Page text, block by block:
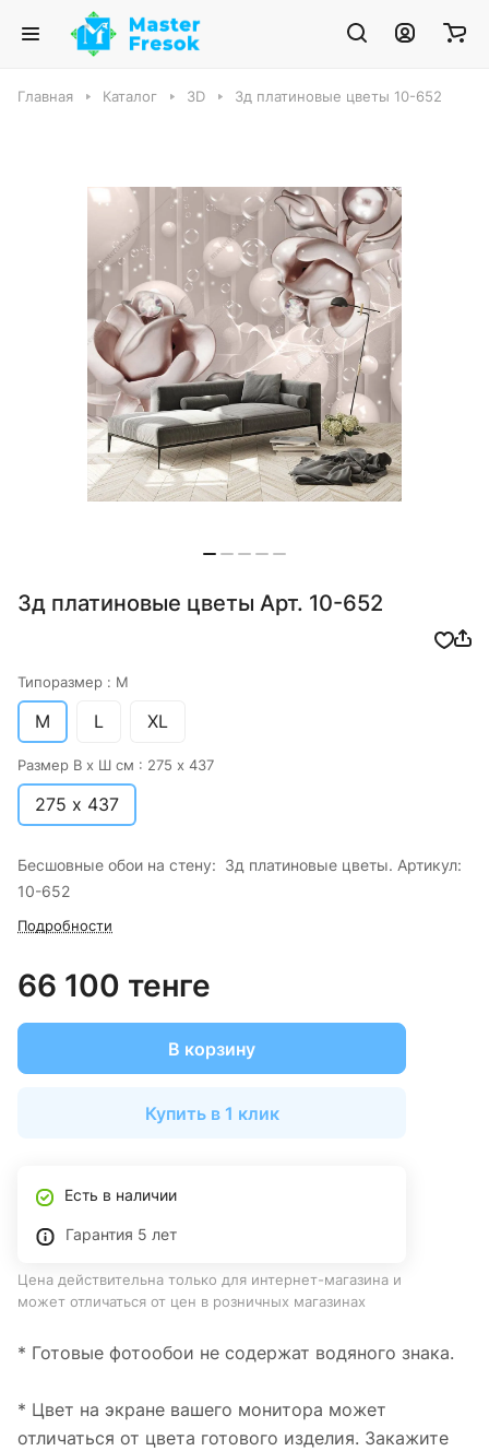
Главная Каталог 3D 3д платиновые цветы 10-652
3д платиновые цветы Арт. 10-652
Типоразмер : M
M L XL
Размер В х Ш см : 275 х 437
275 х 437
Бесшовные обои на стену: 3д платиновые цветы. Артикул:
10-652
Подробности
66 100 тенге
В корзину
Купить в 1 клик
Есть в наличии
Гарантия 5 лет
Цена действительна только для интернет-магазина и
может отличаться от цен в розничных магазинах
* Готовые фотообои не содержат водяного знака.
* Цвет на экране вашего монитора может
отличаться от цвета готового изделия. Закажите